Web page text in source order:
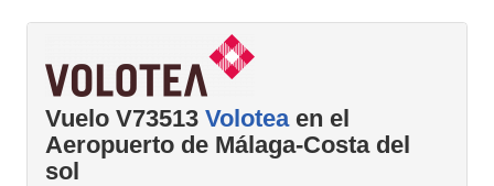
Vuelo V73513 Voloteaen el
Aeropuerto de Málaga-Costa del
sol